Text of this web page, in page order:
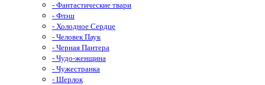
- Фантастические твари
- Флэш
- Холодное Сердце
- Человек Паук
- Черная Пантера
- Чудо-женщина
- Чужестранка
- Шерлок